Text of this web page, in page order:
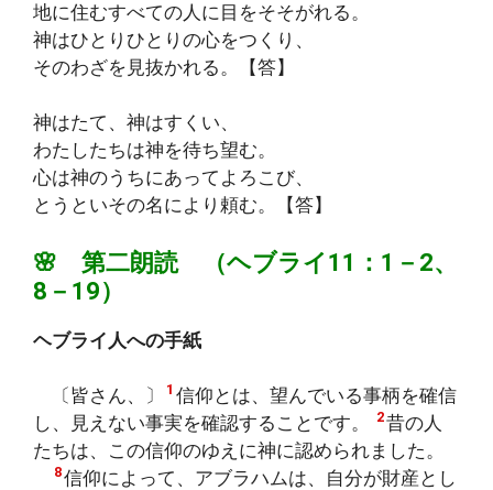
地に住むすべての人に目をそそがれる。
神はひとりひとりの心をつくり、
そのわざを見抜かれる。【答】
神はたて、神はすくい、
わたしたちは神を待ち望む。
心は神のうちにあってよろこび、
とうといその名により頼む。【答】
🌸 第二朗読 （ヘブライ11：1－2、
8－19）
ヘブライ人への手紙
〔皆さん、〕 1 信仰とは、望んでいる事柄を確信
し、見えない事実を確認することです。
2昔の人
たちは、この信仰のゆえに神に認められました。
8信仰によって、アブラハムは、自分が財産とし